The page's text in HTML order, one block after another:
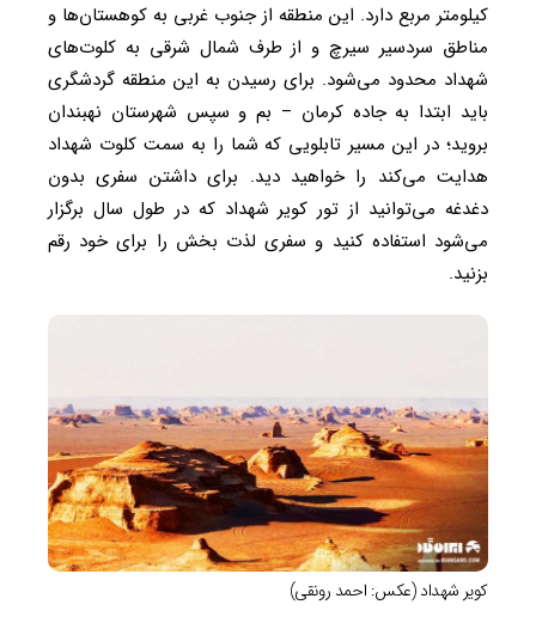
کیلومتر مربع دارد. این منطقه از جنوب غربی به کوهستان‌ها و
مناطق سردسیر سیرچ و از طرف شمال شرقی به کلوت‌های
شهداد محدود می‌شود. برای رسیدن به این منطقه گردشگری
باید ابتدا به جاده کرمان – بم و سپس شهرستان نهبندان
بروید؛ در این مسیر تابلویی که شما را به سمت کلوت شهداد
هدایت می‌کند را خواهید دید. برای داشتن سفری بدون
دغدغه می‌توانید از تور کویر شهداد که در طول سال برگزار
می‌شود استفاده کنید و سفری لذت بخش را برای خود رقم
بزنید.
کویر شهداد (عکس: احمد رونقی)